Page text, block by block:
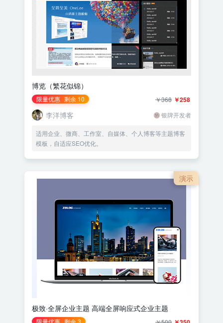
博览（繁花似锦）
限量优惠 剩余 10 ￥258
￥368
李洋博客 银牌开发者
适用企业、微商、工作室、自媒体、个人博客等主题博客
模板，自适应SEO优化。
演示
极致·全屏企业主题 高端全屏响应式企业主题